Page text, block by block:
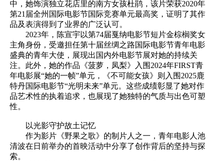
中，她饰演独立花店里的南方女孩杜鹃，该片荣获2020年
第21届全州国际电影节国际竞赛单元最高奖，证明了其作
品及表演得到了业界的广泛认可。
2023年，陈宣宇以第74届戛纳电影节短片金棕榈奖女
主角身份，受邀担任第十届丝绸之路国际电影节青年电影
盛典的青年大使，展现出国内外电影节展对她的持续关
注。此外，她的作品《菠萝，凤梨》入围2024年FIRST青
年电影展“她的一帧”单元，《不可能女孩》则入围2025鹿
特丹国际电影节“光明未来”单元。这些成绩彰显了她对作
品艺术性的执着追求，也展现了她独特的气质与出色可塑
性。
以光影守护故土记忆
作为影片《野果之歌》的制片人之一，青年电影人池
清波在日前举办的首映活动中分享了创作背后的坚持与探
索。